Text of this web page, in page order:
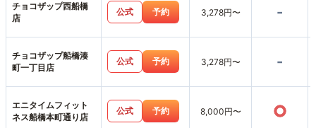
チョコザップ西船橋
店
公式 予約 3,278円〜 -
チョコザップ船橋湊
町一丁目店
公式 予約 3,278円〜 -
エニタイムフィット
ネス船橋本町通り店
公式 予約 8,000円〜 ○